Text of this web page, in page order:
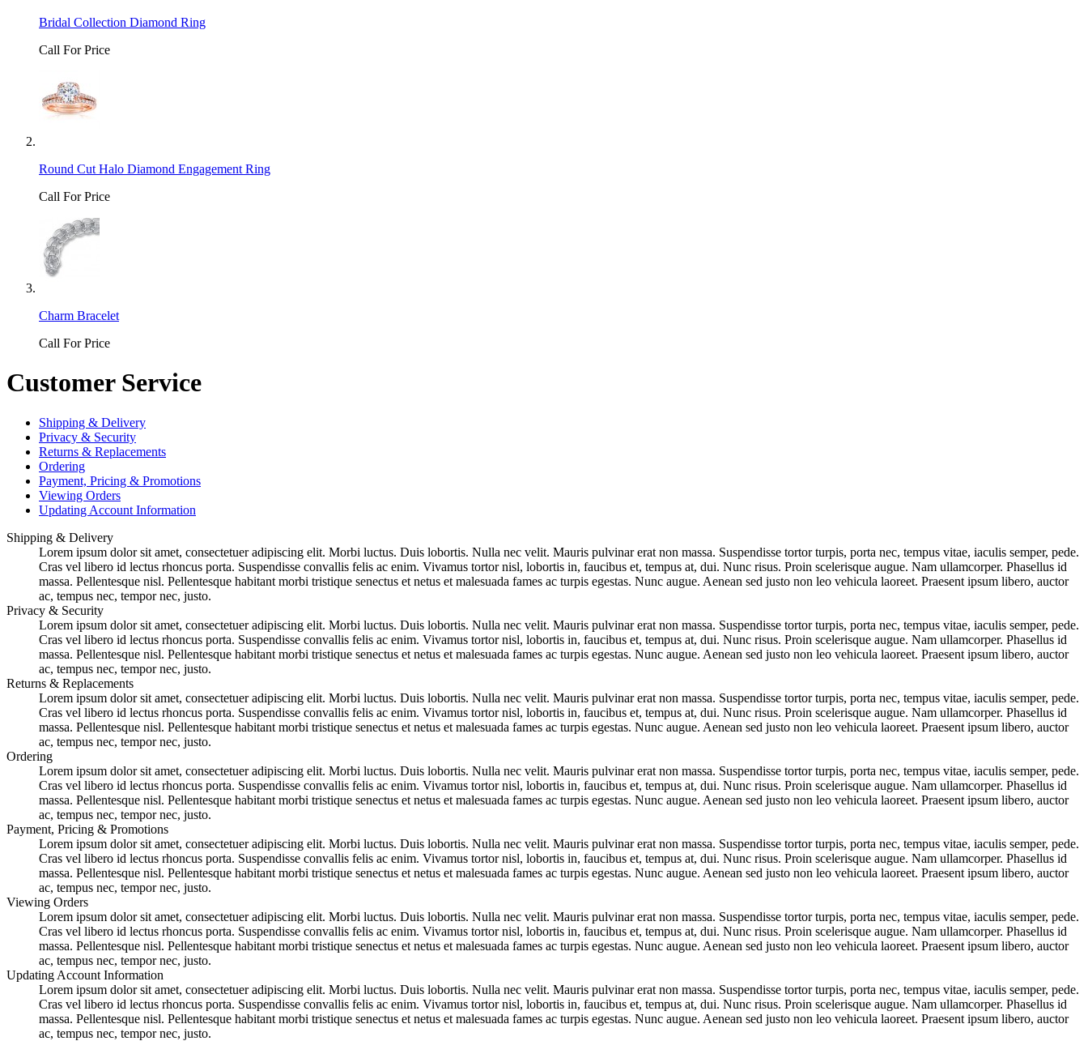
Bridal Collection Diamond Ring
Call For Price
Round Cut Halo Diamond Engagement Ring
Call For Price
Charm Bracelet
Call For Price
Customer Service
Shipping & Delivery
Privacy & Security
Returns & Replacements
Ordering
Payment, Pricing & Promotions
Viewing Orders
Updating Account Information
Shipping & Delivery
Lorem ipsum dolor sit amet, consectetuer adipiscing elit. Morbi luctus. Duis lobortis. Nulla nec velit. Mauris pulvinar erat non massa. Suspendisse tortor turpis, porta nec, tempus vitae, iaculis semper, pede.
Cras vel libero id lectus rhoncus porta. Suspendisse convallis felis ac enim. Vivamus tortor nisl, lobortis in, faucibus et, tempus at, dui. Nunc risus. Proin scelerisque augue. Nam ullamcorper. Phasellus id
massa. Pellentesque nisl. Pellentesque habitant morbi tristique senectus et netus et malesuada fames ac turpis egestas. Nunc augue. Aenean sed justo non leo vehicula laoreet. Praesent ipsum libero, auctor
ac, tempus nec, tempor nec, justo.
Privacy & Security
Lorem ipsum dolor sit amet, consectetuer adipiscing elit. Morbi luctus. Duis lobortis. Nulla nec velit. Mauris pulvinar erat non massa. Suspendisse tortor turpis, porta nec, tempus vitae, iaculis semper, pede.
Cras vel libero id lectus rhoncus porta. Suspendisse convallis felis ac enim. Vivamus tortor nisl, lobortis in, faucibus et, tempus at, dui. Nunc risus. Proin scelerisque augue. Nam ullamcorper. Phasellus id
massa. Pellentesque nisl. Pellentesque habitant morbi tristique senectus et netus et malesuada fames ac turpis egestas. Nunc augue. Aenean sed justo non leo vehicula laoreet. Praesent ipsum libero, auctor
ac, tempus nec, tempor nec, justo.
Returns & Replacements
Lorem ipsum dolor sit amet, consectetuer adipiscing elit. Morbi luctus. Duis lobortis. Nulla nec velit. Mauris pulvinar erat non massa. Suspendisse tortor turpis, porta nec, tempus vitae, iaculis semper, pede.
Cras vel libero id lectus rhoncus porta. Suspendisse convallis felis ac enim. Vivamus tortor nisl, lobortis in, faucibus et, tempus at, dui. Nunc risus. Proin scelerisque augue. Nam ullamcorper. Phasellus id
massa. Pellentesque nisl. Pellentesque habitant morbi tristique senectus et netus et malesuada fames ac turpis egestas. Nunc augue. Aenean sed justo non leo vehicula laoreet. Praesent ipsum libero, auctor
ac, tempus nec, tempor nec, justo.
Ordering
Lorem ipsum dolor sit amet, consectetuer adipiscing elit. Morbi luctus. Duis lobortis. Nulla nec velit. Mauris pulvinar erat non massa. Suspendisse tortor turpis, porta nec, tempus vitae, iaculis semper, pede.
Cras vel libero id lectus rhoncus porta. Suspendisse convallis felis ac enim. Vivamus tortor nisl, lobortis in, faucibus et, tempus at, dui. Nunc risus. Proin scelerisque augue. Nam ullamcorper. Phasellus id
massa. Pellentesque nisl. Pellentesque habitant morbi tristique senectus et netus et malesuada fames ac turpis egestas. Nunc augue. Aenean sed justo non leo vehicula laoreet. Praesent ipsum libero, auctor
ac, tempus nec, tempor nec, justo.
Payment, Pricing & Promotions
Lorem ipsum dolor sit amet, consectetuer adipiscing elit. Morbi luctus. Duis lobortis. Nulla nec velit. Mauris pulvinar erat non massa. Suspendisse tortor turpis, porta nec, tempus vitae, iaculis semper, pede.
Cras vel libero id lectus rhoncus porta. Suspendisse convallis felis ac enim. Vivamus tortor nisl, lobortis in, faucibus et, tempus at, dui. Nunc risus. Proin scelerisque augue. Nam ullamcorper. Phasellus id
massa. Pellentesque nisl. Pellentesque habitant morbi tristique senectus et netus et malesuada fames ac turpis egestas. Nunc augue. Aenean sed justo non leo vehicula laoreet. Praesent ipsum libero, auctor
ac, tempus nec, tempor nec, justo.
Viewing Orders
Lorem ipsum dolor sit amet, consectetuer adipiscing elit. Morbi luctus. Duis lobortis. Nulla nec velit. Mauris pulvinar erat non massa. Suspendisse tortor turpis, porta nec, tempus vitae, iaculis semper, pede.
Cras vel libero id lectus rhoncus porta. Suspendisse convallis felis ac enim. Vivamus tortor nisl, lobortis in, faucibus et, tempus at, dui. Nunc risus. Proin scelerisque augue. Nam ullamcorper. Phasellus id
massa. Pellentesque nisl. Pellentesque habitant morbi tristique senectus et netus et malesuada fames ac turpis egestas. Nunc augue. Aenean sed justo non leo vehicula laoreet. Praesent ipsum libero, auctor
ac, tempus nec, tempor nec, justo.
Updating Account Information
Lorem ipsum dolor sit amet, consectetuer adipiscing elit. Morbi luctus. Duis lobortis. Nulla nec velit. Mauris pulvinar erat non massa. Suspendisse tortor turpis, porta nec, tempus vitae, iaculis semper, pede.
Cras vel libero id lectus rhoncus porta. Suspendisse convallis felis ac enim. Vivamus tortor nisl, lobortis in, faucibus et, tempus at, dui. Nunc risus. Proin scelerisque augue. Nam ullamcorper. Phasellus id
massa. Pellentesque nisl. Pellentesque habitant morbi tristique senectus et netus et malesuada fames ac turpis egestas. Nunc augue. Aenean sed justo non leo vehicula laoreet. Praesent ipsum libero, auctor
ac, tempus nec, tempor nec, justo.